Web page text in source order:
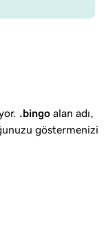
.bingo alan adı,
göstermenizi